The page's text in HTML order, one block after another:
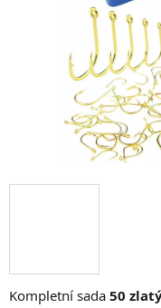
Kompletní sada 50